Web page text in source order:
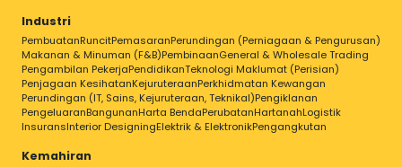
Industri
PembuatanRuncitPemasaranPerundingan (Perniagaan & Pengurusan)
Makanan & Minuman (F&B)PembinaanGeneral & Wholesale Trading
Pengambilan PekerjaPendidikanTeknologi Maklumat (Perisian)
Penjagaan KesihatanKejuruteraanPerkhidmatan Kewangan
Perundingan (IT, Sains, Kejuruteraan, Teknikal)Pengiklanan
PengeluaranBangunanHarta BendaPerubatanHartanahLogistik
InsuransInterior DesigningElektrik & ElektronikPengangkutan
Kemahiran